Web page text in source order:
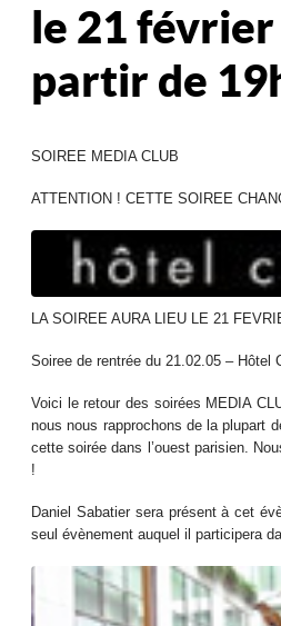
le 21 février
partir de
SOIREE MEDIA CLUB
ATTENTION ! CETTE SOIREE
LA SOIREE AURA LIEU LE 21
Soiree de rentrée du 21.02.05 – Hôtel
Voici le retour des soirées MEDIA
nous nous rapprochons de la plupart
cette soirée dans l’ouest parisien.
!
Daniel Sabatier sera présent à cet
seul évènement auquel il participera